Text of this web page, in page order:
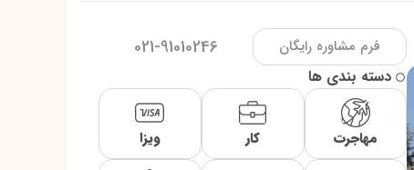
فرم مشاوره رایگان 021-91010246
دسته بندی ها
مهاجرت کار ویزا